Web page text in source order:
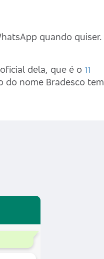
quando quiser.
dela, que é o 11
do nome Bradesco tem